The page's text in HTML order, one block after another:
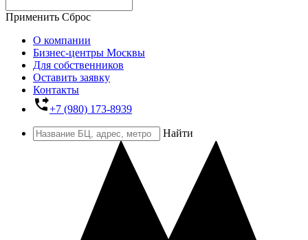
Применить Сброс
О компании
Бизнес-центры Москвы
Для собственников
Оставить заявку
Контакты
phone_forwarded+7 (980) 173-8939
Найти